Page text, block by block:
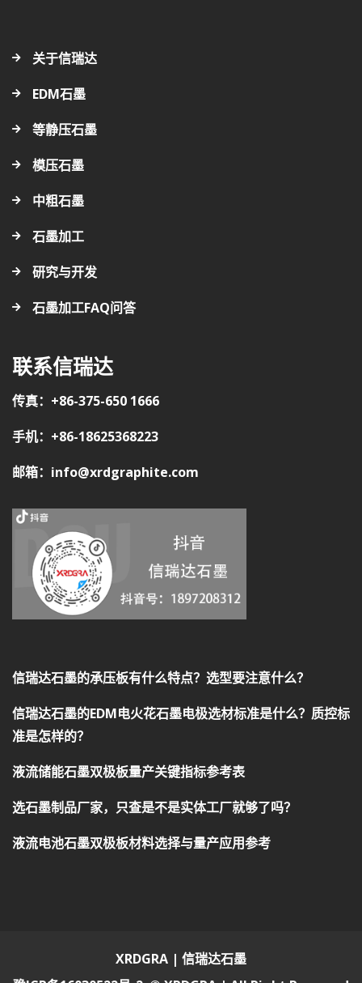
关于信瑞达
EDM石墨
等静压石墨
模压石墨
中粗石墨
石墨加工
研究与开发
石墨加工FAQ问答
联系信瑞达
传真：+86-375-650 1666
手机：+86-18625368223
邮箱：info@xrdgraphite.com
信瑞达石墨的承压板有什么特点？选型要注意什么？
信瑞达石墨的EDM电火花石墨电极选材标准是什么？质控标
准是怎样的？
液流储能石墨双极板量产关键指标参考表
选石墨制品厂家，只查是不是实体工厂就够了吗？
液流电池石墨双极板材料选择与量产应用参考
XRDGRA | 信瑞达石墨